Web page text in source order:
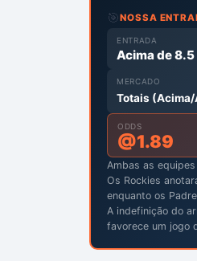
🎯NOSSA
ENTRADA
Acima de
MERCADO
Totais
ODDS
@1.89
Ambas as
Os Rockies
enquanto os
A indefinição do
favorece um jogo